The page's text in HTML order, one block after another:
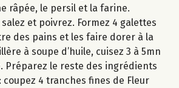
râpée, le persil et la farine.
et poivrez. Formez 4 galettes
des pains et les faire dorer à la
à soupe d’huile, cuisez 3 à 5mn
Préparez le reste des ingrédients
coupez 4 tranches fines de Fleur